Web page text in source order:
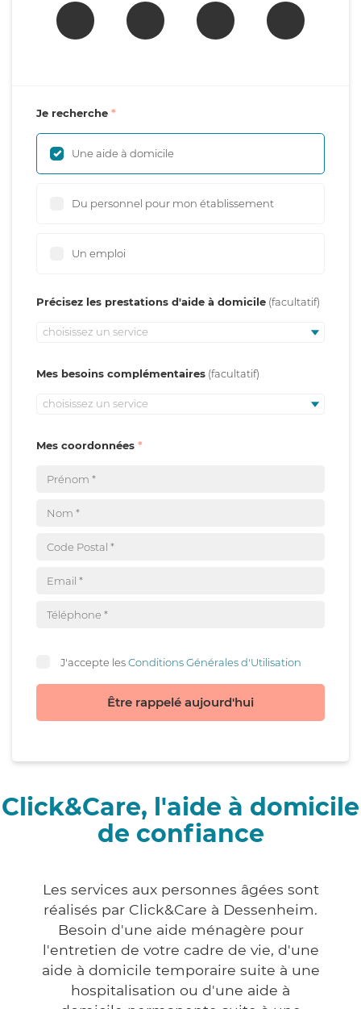
Je recherche
Une aide à domicile
Du personnel pour mon établissement
Un emploi
Précisez les prestations d'aide à domicile
choisissez un service
Mes besoins complémentaires
choisissez un service
Mes coordonnées
J'accepte lesConditions Générales d'Utilisation
Être rappelé aujourd'hui
Click&Care, l'aide à domicile
de confiance
Les services aux personnes âgées sont
réalisés par Click&Care à Dessenheim.
Besoin d'une aide ménagère pour
l'entretien de votre cadre de vie, d'une
aide à domicile temporaire suite à une
hospitalisation ou d'une aide à